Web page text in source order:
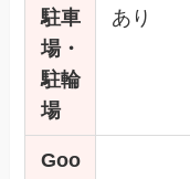
駐車
場・
駐輪
場
あり
Goo